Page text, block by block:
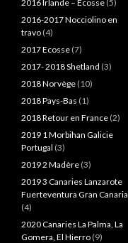
2016 Irlande – Ecosse (5)
2016-2017 Nocciolino en
travo (4)
2017 Ecosse (7)
2017- 2018 Shetland (3)
2018 Norvège (10)
2018 Pays-Bas (1)
2018 Retour en France (2)
2019 1 Morbihan Galicie
Portugal (3)
2019 2 Madère (3)
2019 3 Canaries Lanzarote
Fuerteventura Gran Canaria
(4)
2020 Canaries La Palma, La
Gomera, El Hierro (9)